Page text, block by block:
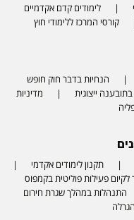
לימודים קדם אקדמיים
קורסי המרכז ללימודי חוץ
הנחיות בדבר חוק חופש
ייצוגית
מדיניות
תקנון לימודים אקדמי
לקיום פעילות פוליטית בקמפוס
התנהלות במהלך שגרת חירום